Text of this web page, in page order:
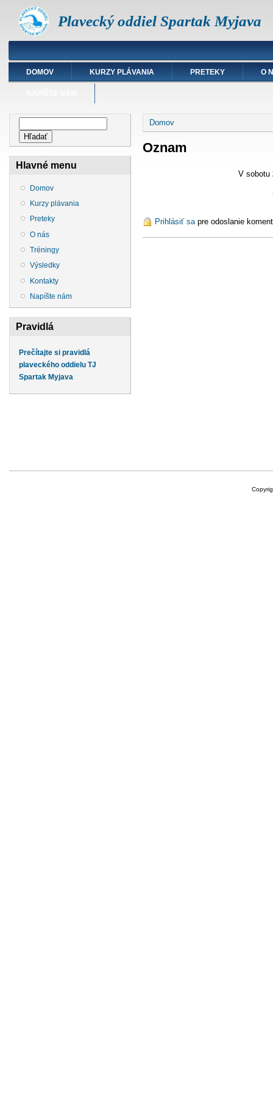
Plavecký oddiel Spartak Myjava
DOMOV KURZY PLÁVANIA PRETEKY O
Hlavné menu
Domov
Kurzy plávania
Preteky
O nás
Tréningy
Výsledky
Kontakty
Napíšte nám
Pravidlá
Prečítajte si pravidlá
plaveckého oddielu TJ
Spartak Myjava
Nachádzate sa tu
Domov
Oznam
V sobotu
Prihlásiť sapre odoslanie